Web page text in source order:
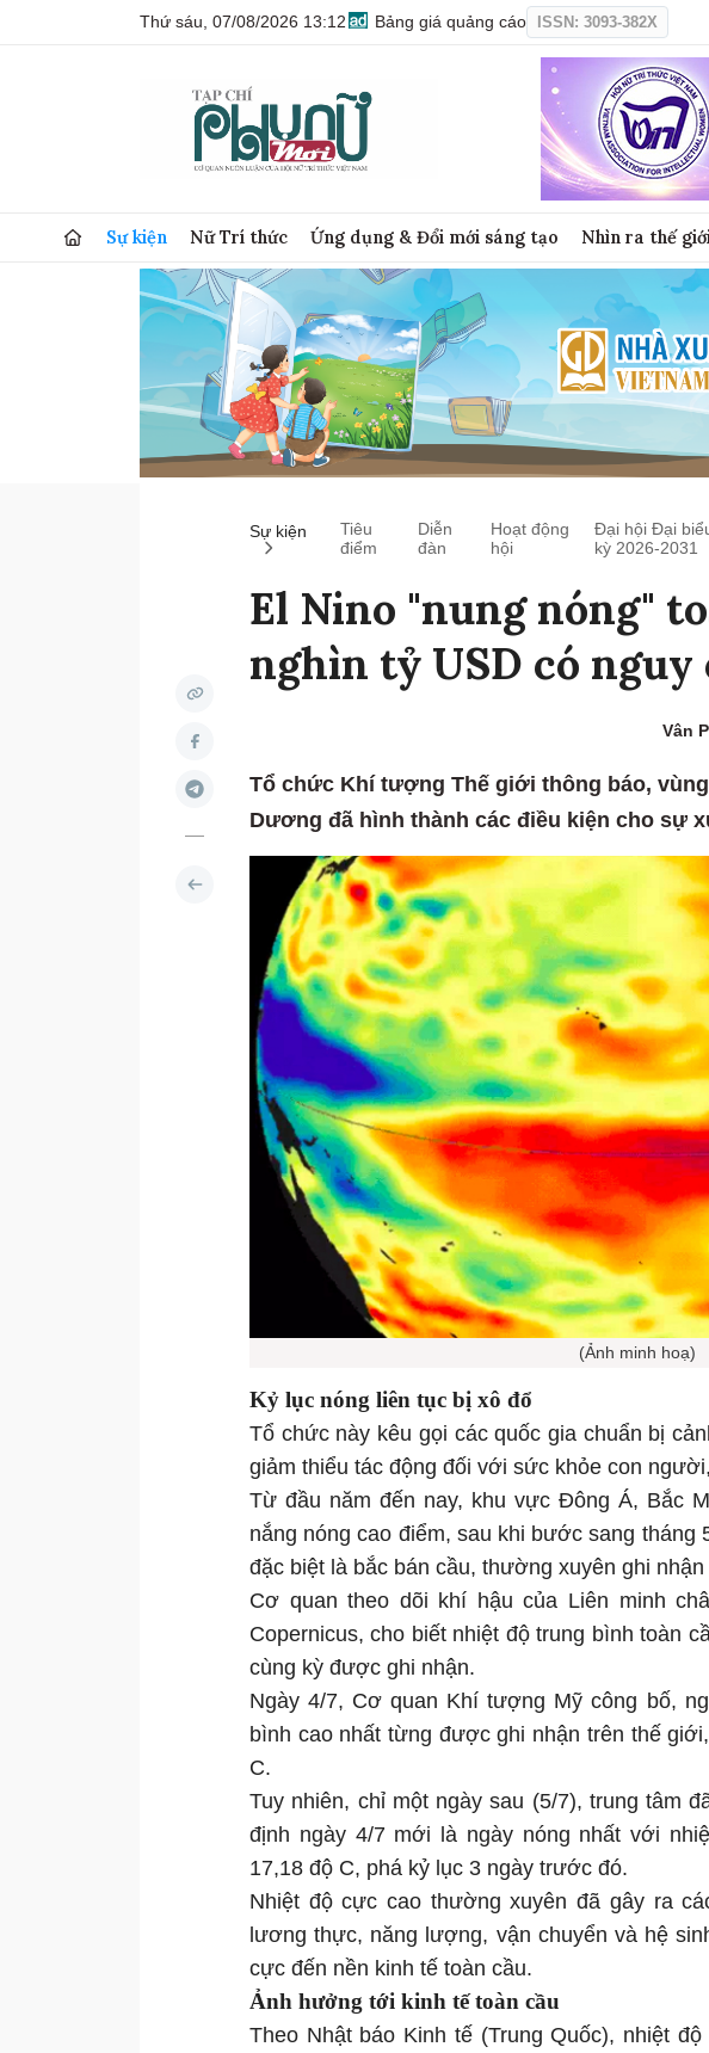
Thứ sáu, 07/08/2026 13:12 Bảng giá quảng cáo ISSN: 3093-382X
Sự kiện Nữ Trí thức Ứng dụng & Đổi mới sáng tạo Nhìn ra thế
Sự kiện
Tiêu
điểm
Diễn
đàn
Hoạt động
hội
Đại hội Đại
kỳ 2026-2031
El Nino "nung nóng"
nghìn tỷ USD có nguy
Vân
Tổ chức Khí tượng Thế giới thông báo,
Dương đã hình thành các điều kiện cho sự
(Ảnh minh hoạ)
Kỷ lục nóng liên tục bị xô đổ
Tổ chức này kêu gọi các quốc gia chuẩn bị
giảm thiểu tác động đối với sức khỏe con
Từ đầu năm đến nay, khu vực Đông Á, Bắc
nắng nóng cao điểm, sau khi bước sang tháng
đặc biệt là bắc bán cầu, thường xuyên ghi
Cơ quan theo dõi khí hậu của Liên minh
Copernicus, cho biết nhiệt độ trung bình toàn
cùng kỳ được ghi nhận.
Ngày 4/7, Cơ quan Khí tượng Mỹ công bố,
bình cao nhất từng được ghi nhận trên thế
C.
Tuy nhiên, chỉ một ngày sau (5/7), trung tâm
định ngày 4/7 mới là ngày nóng nhất với
17,18 độ C, phá kỷ lục 3 ngày trước đó.
Nhiệt độ cực cao thường xuyên đã gây ra
lương thực, năng lượng, vận chuyển và hệ
cực đến nền kinh tế toàn cầu.
Ảnh hưởng tới kinh tế toàn cầu
Theo Nhật báo Kinh tế (Trung Quốc), nhiệt